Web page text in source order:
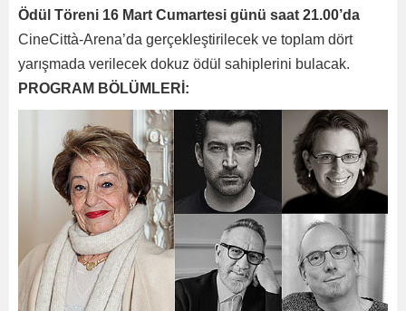
Ödül Töreni 16 Mart Cumartesi günü saat 21.00’da
CineCittà-Arena’da gerçekleştirilecek ve toplam dört
yarışmada verilecek dokuz ödül sahiplerini bulacak.
PROGRAM BÖLÜMLERİ: